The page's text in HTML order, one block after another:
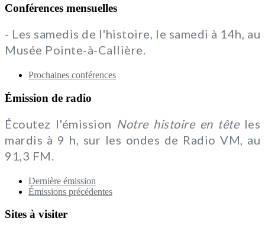
Conférences mensuelles
- Les samedis de l'histoire, le samedi à 14h, au
Musée Pointe-à-Callière.
Prochaines conférences
Émission de radio
Écoutez l'émission Notre histoire en têteles
mardis à 9 h, sur les ondes de Radio VM, au
91,3 FM.
Dernière émission
Émissions précédentes
Sites à visiter